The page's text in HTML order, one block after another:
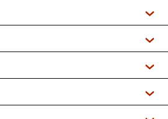
Podcasts
Kinderprogramm
+ DAB+)